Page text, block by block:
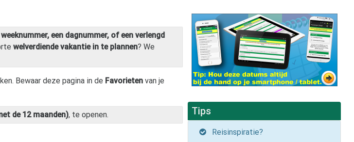
een dagnummer, of een verlengd
welverdiende vakantie in te plannen? We
Bewaar deze pagina in de Favorieten van je
de 12 maanden), te openen. Tips
Reisinspiratie?